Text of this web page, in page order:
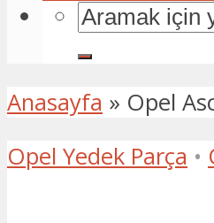
Anasayfa » Opel
Opel Yedek Parça •